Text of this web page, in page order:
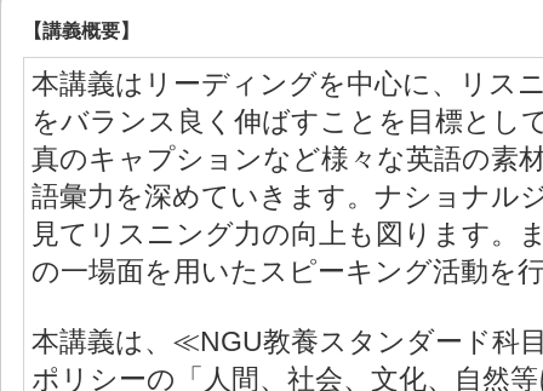
【講義概要】
本講義はリーディングを中心に、リス
をバランス良く伸ばすことを目標とし
真のキャプションなど様々な英語の素
語彙力を深めていきます。ナショナル
見てリスニング力の向上も図ります。
の一場面を用いたスピーキング活動を
本講義は、≪NGU教養スタンダード科
ポリシーの「人間、社会、文化、自然